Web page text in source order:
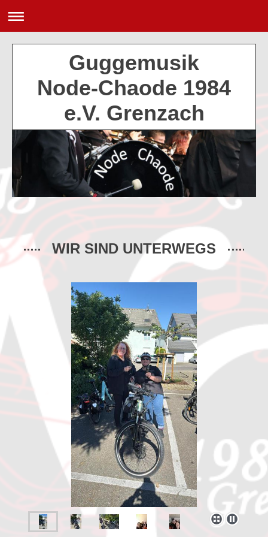
Guggemusik
Node-Chaode 1984
e.V. Grenzach
WIR SIND UNTERWEGS